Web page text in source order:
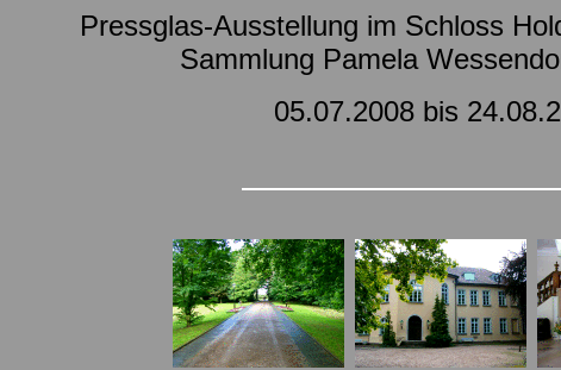
Pressglas-Ausstellung im Schloss
Sammlung Pamela
05.07.2008 bis